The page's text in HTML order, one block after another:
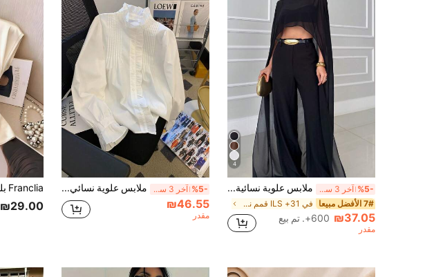
4
%5- آخر 3 ساعة أيام ملابس علوية نسائية أنيقة من الشيفون الشفاف بطول طويل، بياقة دائرية بدون أكمام، تصميم عالي منخفض، شال تغطية من الشيفون الشفاف، نسيج سادة، طراز عتيق كاجوال للمواعيد والحفلات والعطلات الصيفية، لون أسود، للطبقات
7# الأفضل مبيعا في 31+ ILS قمم نسائية
₪37.05 600+. تم بيع
مقدر
%5- آخر 3 ساعة أيام ملابس علوية نسائي بلون موحد مع حافة مكشكشة مطوية بأكمام طويلة وأزرار، ملابس علوية كاجوال متعددة الاستخدامات للاستخدام اليومي باللون الأبيض
₪46.55
مقدر
₪29.00